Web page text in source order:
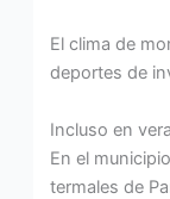
El clima de
deportes de
Incluso en
En el
termales de